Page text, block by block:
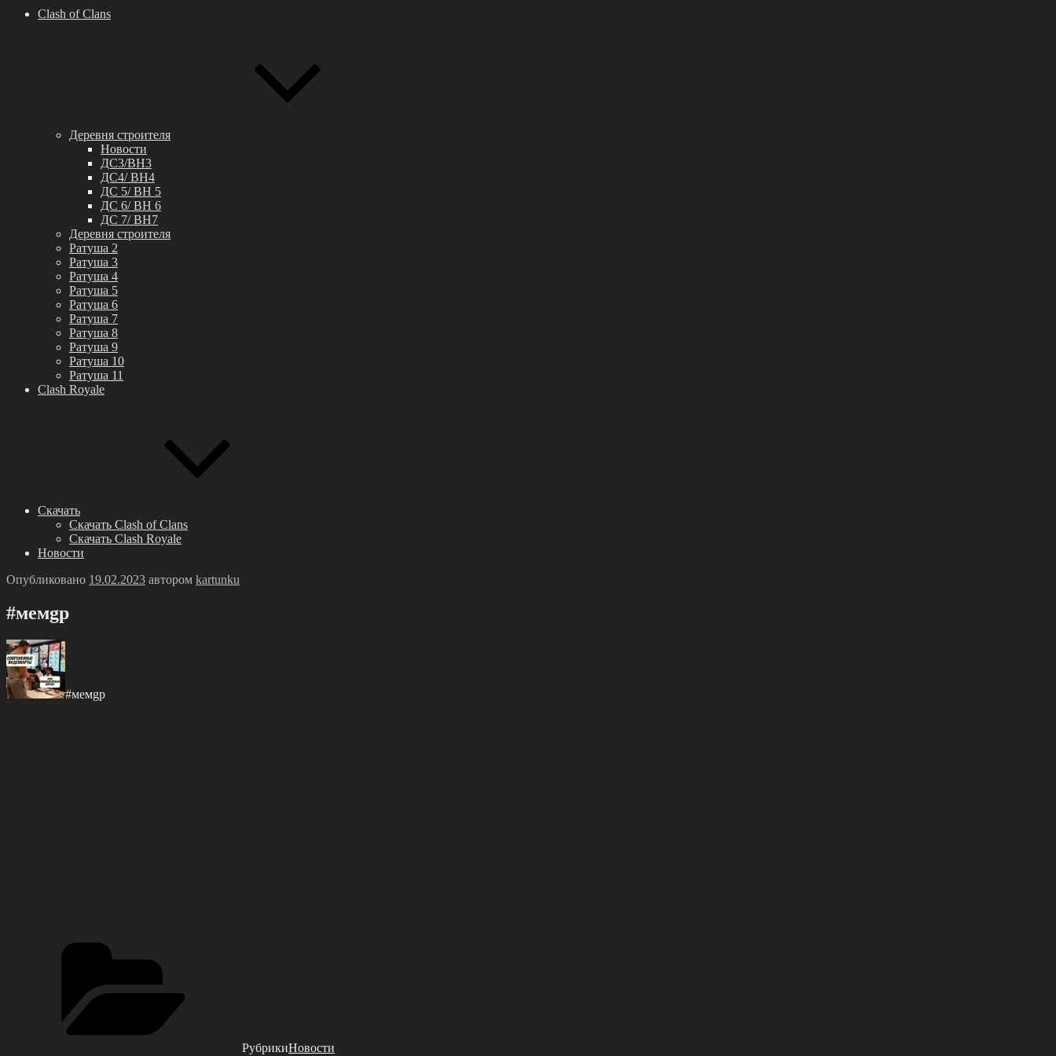
Clash of Clans
Деревня строителя
Новости
ДС3/BH3
ДС4/ BH4
ДС 5/ BH 5
ДС 6/ BH 6
ДС 7/ BH7
Деревня строителя
Ратуша 2
Ратуша 3
Ратуша 4
Ратуша 5
Ратуша 6
Ратуша 7
Ратуша 8
Ратуша 9
Ратуша 10
Ратуша 11
Clash Royale
Скачать
Скачать Clash of Clans
Скачать Clash Royale
Новости
Опубликовано 19.02.2023 автором kartunku
#мeмgр
#мeмgр
РубрикиНовости